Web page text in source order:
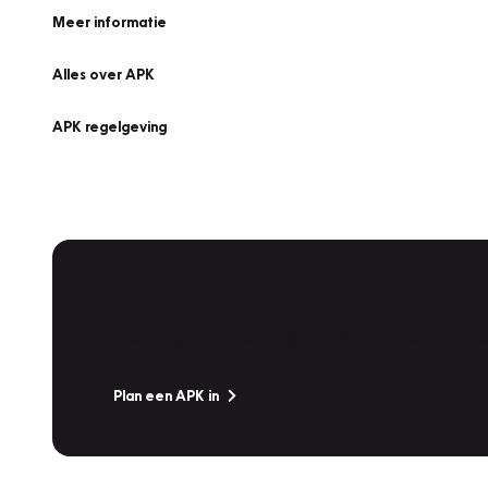
Meer informatie
Alles over APK
APK regelgeving
Plan een APK in